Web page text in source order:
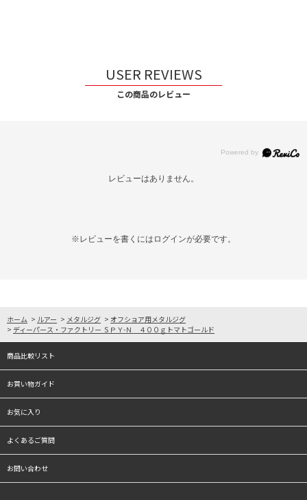
USER REVIEWS
この商品のレビュー
レビューはありません。
※レビューを書くには ログインが必要です。
ホーム > ルアー > メタルジグ > オフショア用メタルジグ
> ディーパース・ファクトリー ＳＰＹ-Ｎ ４００ｇトマトゴールド
商品比較リスト
お買い物ガイド
お気に入り
よくあるご質問
お問い合わせ